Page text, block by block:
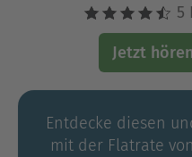
5
Jetzt hören
Entdecke diesen
mit der Flatrate